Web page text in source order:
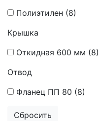
Полиэтилен (8)
Крышка
Откидная 600 мм (8)
Отвод
Фланец ПП 80 (8)
Сбросить